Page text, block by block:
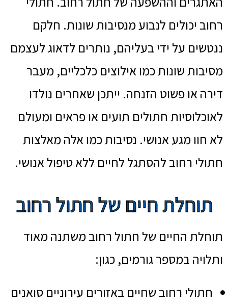
רחוב יכולים לנבוע מנסיבות שונות. חלקם
ננטשים על ידי בעליהם, נותרים לדאוג לעצמם
מסיבות שונות כמו אילוצים כלכליים, מעבר
דירה או פשוט הזנחה. ייתכן שאחרים נולדו
לאוכלוסיות חתולים תועים או פראים ומעולם
לא חוו מגע אנושי. נסיבות כמו אלה מאלצות
חתולי רחוב להסתגל לחיים ללא טיפול אנושי.
תוחלת חיים של חתול רחוב
תוחלת החיים של חתול רחוב משתנה מאוד
ותלויה במספר גורמים, כגון:
חתולי רחוב שחיים באזורים עירוניים סואנים